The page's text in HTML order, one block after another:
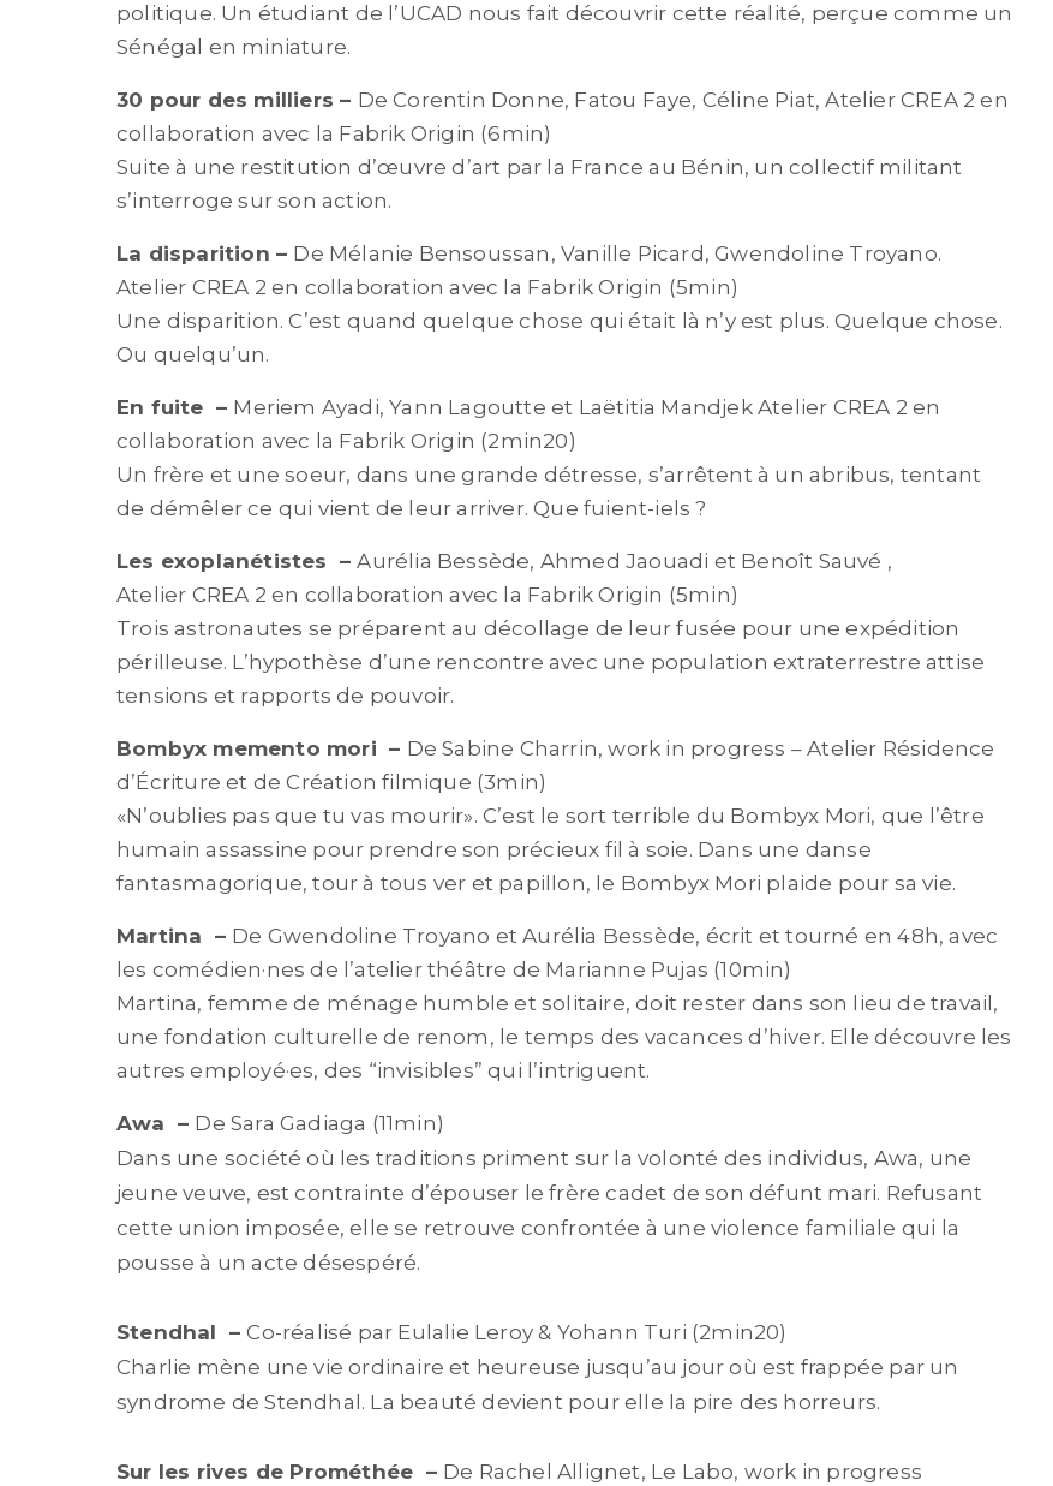
politique. Un étudiant de l’UCAD nous fait découvrir cette réalité, perçue comme un
Sénégal en miniature.
30 pour des milliers – De Corentin Donne, Fatou Faye, Céline Piat, Atelier CREA 2en
collaboration avec la Fabrik Origin (6min)
Suite à une restitution d’œuvre d’art par la France au Bénin, un collectif militant
s’interroge sur son action.
La disparition – De Mélanie Bensoussan, Vanille Picard, Gwendoline Troyano.
Atelier CREA 2 en collaboration avec la FabrikOrigin (5min)
Une disparition. C’est quand quelque chose qui était là n’yest plus. Quelque chose.
Ou quelqu’un.
En fuite – Meriem Ayadi, Yann Lagoutte et Laëtitia MandjekAtelier CREA 2 en
collaboration avec la Fabrik Origin (2min20)
Un frère et une soeur, dans une grande détresse, s’arrêtent à un abribus, tentant
de démêler ce qui vient de leur arriver.Que fuient-iels ?
Les exoplanétistes –Aurélia Bessède, Ahmed Jaouadi et Benoît Sauvé ,
Atelier CREA 2 en collaboration avec la Fabrik Origin (5min)
Trois astronautes se préparent au décollage de leur fusée pour une expédition
périlleuse. L’hypothèse d’une rencontre avec une population extraterrestre attise
tensions et rapports de pouvoir.
Bombyx memento mori – De Sabine Charrin, work in progress – Atelier Résidence
d’Écriture et de Création filmique (3min)
«N’oublies pas que tu vas mourir». C’est le sort terrible du Bombyx Mori, que l’être
humain assassine pour prendre son précieux fil à soie. Dans une danse
fantasmagorique, tour à tous ver et papillon, le Bombyx Mori plaide pour sa vie.
Martina – De Gwendoline Troyano et Aurélia Bessède, écrit et tourné en 48h, avec
les comédien·nes de l’atelier théâtre de Marianne Pujas (10min)
Martina, femme de ménage humble et solitaire, doit rester dans son lieu de travail,
une fondation culturelle de renom, le temps des vacances d’hiver. Elle découvre les
autres employé·es, des “invisibles” qui l’intriguent.
Awa – De Sara Gadiaga (11min)
Dans une société où les traditions priment sur la volonté des individus, Awa, une
jeune veuve, est contrainte d’épouser le frère cadet de son défunt mari. Refusant
cette union imposée, elle se retrouve confrontée à une violence familiale qui la
pousse à un acte désespéré.
Stendhal –Co-réalisé par Eulalie Leroy & Yohann Turi (2min20)
Charlie mène une vie ordinaire et heureuse jusqu’au jour où est frappée par un
syndrome de Stendhal. La beauté devient pour elle la pire des horreurs.
Sur les rives de Prométhée – De Rachel Allignet, Le Labo, work in progress